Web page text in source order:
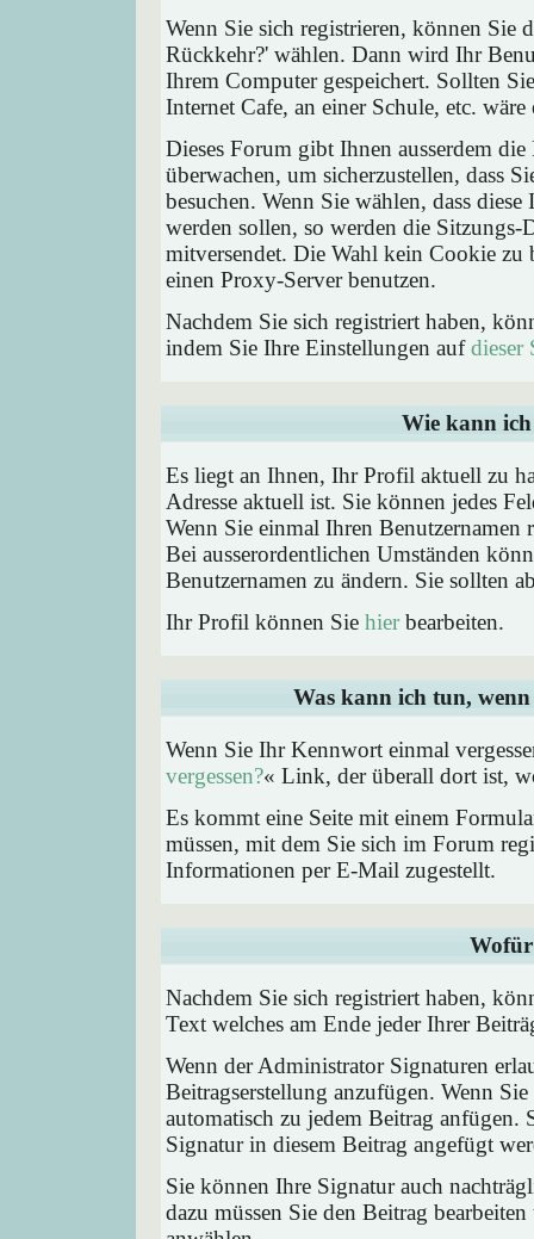
Wenn Sie sich registrieren, können Sie
Rückkehr?' wählen. Dann wird Ihr
Ihrem Computer gespeichert. Sollten
Internet Cafe, an einer Schule, etc.
Dieses Forum gibt Ihnen ausserdem
überwachen, um sicherzustellen, dass
besuchen. Wenn Sie wählen, dass
werden sollen, so werden die
mitversendet. Die Wahl kein Cookie zu
einen Proxy-Server benutzen.
Nachdem Sie sich registriert haben,
indem Sie Ihre Einstellungen aufdieser
Wie kann
Es liegt an Ihnen, Ihr Profil aktuell zu
Adresse aktuell ist. Sie können jedes
Wenn Sie einmal Ihren
Bei ausserordentlichen Umständen
Benutzernamen zu ändern. Sie sollten
Ihr Profil können Sie hierbearbeiten.
Was kann ich tun, wenn
Wenn Sie Ihr Kennwort einmal
vergessen?« Link, der überall dort ist,
Es kommt eine Seite mit einem
müssen, mit dem Sie sich im Forum
Informationen per E-Mail zugestellt.
Nachdem Sie sich registriert haben,
Text welches am Ende jeder Ihrer
Wenn der Administrator Signaturen
Beitragserstellung anzufügen. Wenn
automatisch zu jedem Beitrag
Signatur in diesem Beitrag angefügt
Sie können Ihre Signatur auch
dazu müssen Sie den Beitrag